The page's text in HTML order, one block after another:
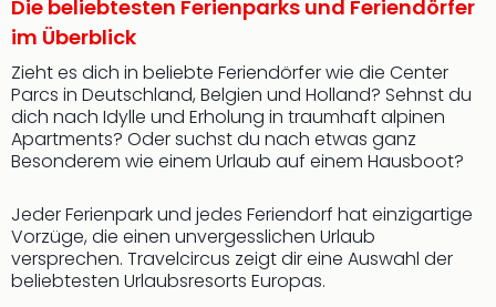
Die beliebtesten Ferienparks und Feriendörfer
im Überblick
Zieht es dich in beliebte Feriendörfer wie die Center
Parcs in Deutschland, Belgien und Holland? Sehnst du
dich nach Idylle und Erholung in traumhaft alpinen
Apartments? Oder suchst du nach etwas ganz
Besonderem wie einem Urlaub auf einem Hausboot?
Jeder Ferienpark und jedes Feriendorf hat einzigartige
Vorzüge, die einen unvergesslichen Urlaub
versprechen. Travelcircus zeigt dir eine Auswahl der
beliebtesten Urlaubsresorts Europas.